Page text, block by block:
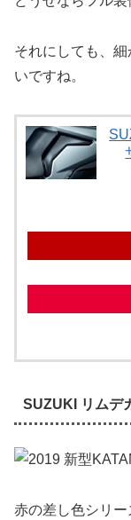
それにしても、
いですね。
SUZUKI リムデ
赤の差し色シリ